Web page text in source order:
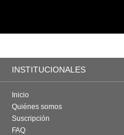
INSTITUCIONALES
Inicio
Quiénes somos
Suscripción
FAQ